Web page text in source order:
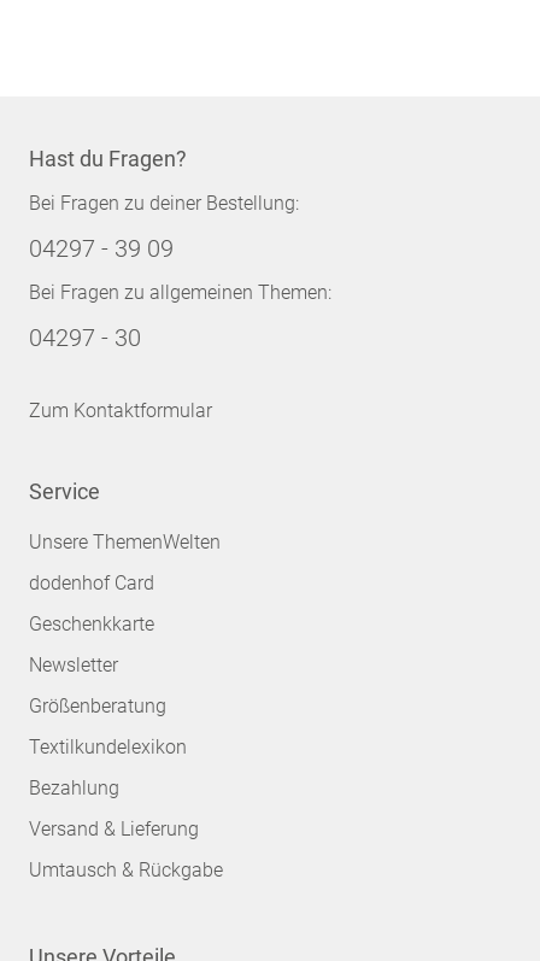
Hast du Fragen?
Bei Fragen zu deiner Bestellung:
04297 - 39 09
Bei Fragen zu allgemeinen Themen:
04297 - 30
Zum Kontaktformular
Service
Unsere ThemenWelten
dodenhof Card
Geschenkkarte
Newsletter
Größenberatung
Textilkundelexikon
Bezahlung
Versand & Lieferung
Umtausch & Rückgabe